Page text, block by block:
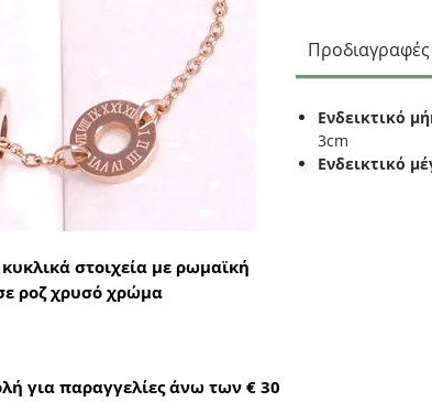
στοιχεία με ρωμαϊκή
ροζ χρυσό χρώμα
Προδιαγραφές
Ενδεικτικό
3cm
Ενδεικτικό
για παραγγελίες άνω των € 30